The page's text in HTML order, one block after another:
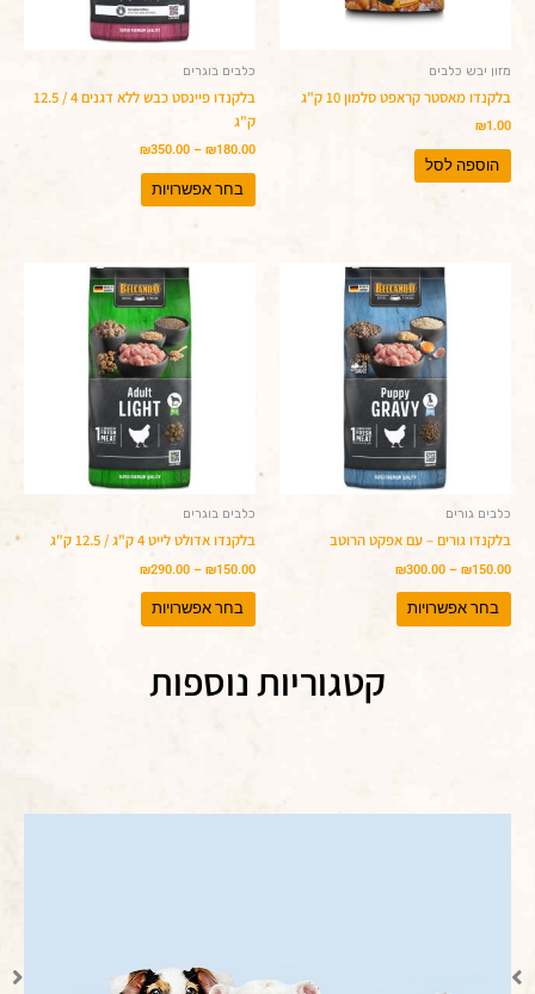
מזון יבש כלבים
בלקנדו מאסטר קראפט סלמון 10 ק"ג
₪1.00
הוספה לסל
כלבים בוגרים
בלקנדו פיינסט כבש ללא דגנים 4 / 12.5
ק"ג
₪180.00
–
₪350.00
בחר אפשרויות
האפשרויות
בעמוד
כלבים גורים
בלקנדו גורים – עם אפקט הרוטב
₪150.00
–
₪300.00
טווח
מחירים:
בחר אפשרויות
למוצר
זה
יש
מספר
סוגים.
ניתן
לבחור
את
האפשרויות
בעמוד
כלבים בוגרים
בלקנדו אדולט לייט 4 ק"ג / 12.5 ק"ג
₪150.00
–
₪290.00
טווח
מחירים:
עד
בחר אפשרויות
למוצר
זה
יש
מספר
סוגים.
ניתן
לבחור
את
האפשרויות
בעמוד
קטגוריות נוספות